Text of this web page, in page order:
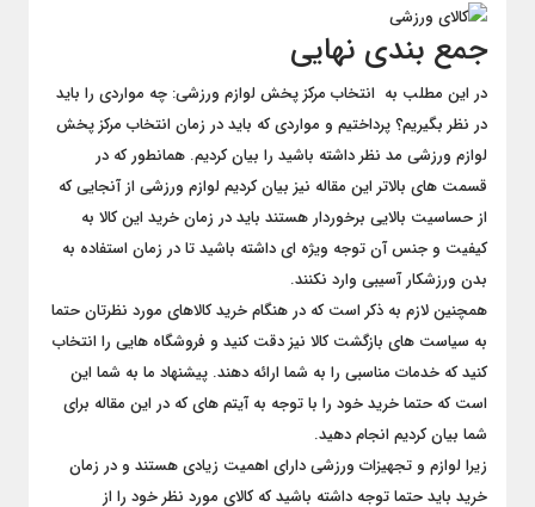
جمع بندی نهایی
در این مطلب به انتخاب مرکز پخش لوازم ورزشی: چه مواردی را باید
در نظر بگیریم؟ پرداختیم و مواردی که باید در زمان انتخاب مرکز پخش
لوازم ورزشی مد نظر داشته باشید را بیان کردیم. همانطور که در
قسمت های بالاتر این مقاله نیز بیان کردیم لوازم ورزشی از آنجایی که
از حساسیت بالایی برخوردار هستند باید در زمان خرید این کالا به
کیفیت و جنس آن توجه ویژه ای داشته باشید تا در زمان استفاده به
بدن ورزشکار آسیبی وارد نکنند.
همچنین لازم به ذکر است که در هنگام خرید کالاهای مورد نظرتان حتما
به سیاست های بازگشت کالا نیز دقت کنید و فروشگاه هایی را انتخاب
کنید که خدمات مناسبی را به شما ارائه دهند. پیشنهاد ما به شما این
است که حتما خرید خود را با توجه به آیتم های که در این مقاله برای
شما بیان کردیم انجام دهید.
زیرا لوازم و تجهیزات ورزشی دارای اهمیت زیادی هستند و در زمان
خرید باید حتما توجه داشته باشید که کالای مورد نظر خود را از